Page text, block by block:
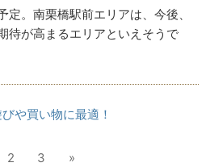
。南栗橋駅前エリアは、今後、
待が高まるエリアといえそうで
や買い物に最適！
2 3 »